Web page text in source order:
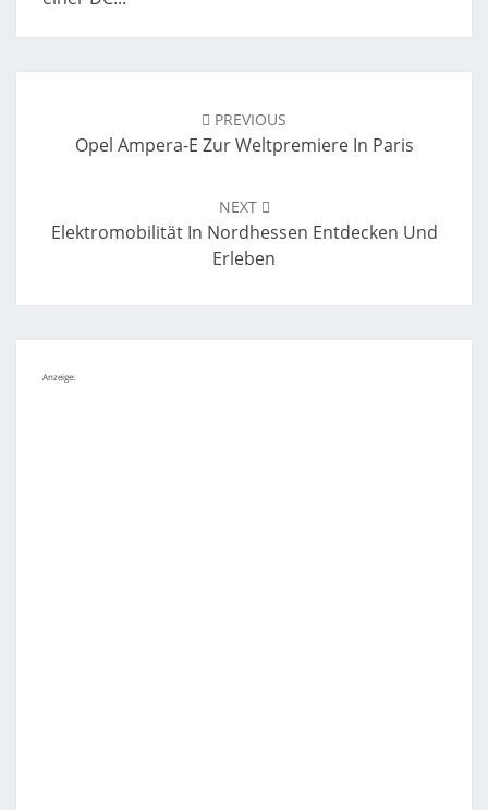
PREVIOUS
Opel Ampera-E Zur Weltpremiere In Paris
NEXT
Elektromobilität In Nordhessen Entdecken Und
Erleben
Anzeige: